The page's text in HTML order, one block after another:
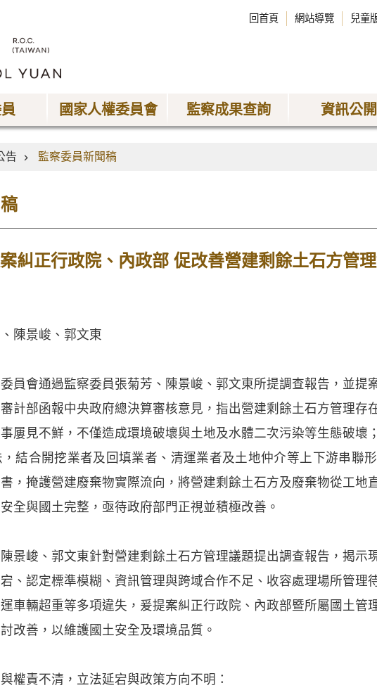
回首頁 網站導覽 兒童
國家人權委員會 監察成果查詢 資訊公開
告 監察委員新聞稿
糾正行政院、內政部 促改善營建剩餘土石方管
陳景峻、郭文東
員會通過監察委員張菊芳、陳景峻、郭文東所提調查報告，並提
計部函報中央政府總決算審核意見，指出營建剩餘土石方管理存
屢見不鮮，不僅造成環境破壞與土地及水體二次污染等生態破壞
結合開挖業者及回填業者、清運業者及土地仲介等上下游串聯
，掩護營建廢棄物實際流向，將營建剩餘土石方及廢棄物從工地
全與國土完整，亟待政府部門正視並積極改善。
景峻、郭文東針對營建剩餘土石方管理議題提出調查報告，揭示
、認定標準模糊、資訊管理與跨域合作不足、收容處理場所管理
車輛超重等多項違失，爰提案糾正行政院、內政部暨所屬國土管
改善，以維護國土安全及環境品質。
權責不清，立法延宕與政策方向不明：